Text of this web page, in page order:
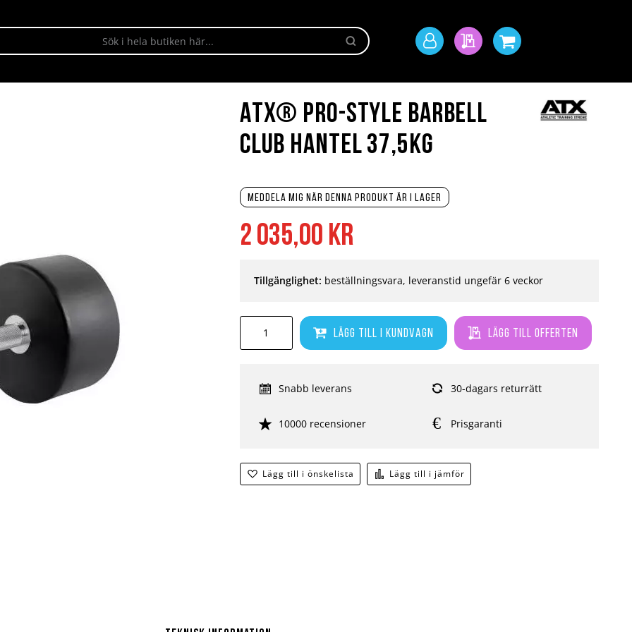
Sök
Mitt
Min offertMin kundvagn
2 035,00 kr
Meddela mig när denna produkt är i lager
Lägg till i kundvagn Lägg till offerten
Lägg till i önskelista Lägg till i jämför
Tillgänglighet: beställningsvara, leveranstid ungefär 6 veckor
Snabb leverans 30-dagars returrätt
10000 recensioner Prisgaranti
ATX® PRO-Style Barbell
Club hantel 37,5kg